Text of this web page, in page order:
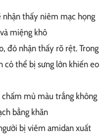
nhận thấy niêm mạc họng
miệng khô
đỏ nhận thấy rõ rệt. Trong
có thể bị sưng lớn khiến eo
mủ màu trắng không
bằng khăn
bị viêm amidan xuất